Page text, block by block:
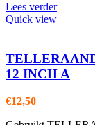
Lees verder
Quick view
12 INCH A
€12,50